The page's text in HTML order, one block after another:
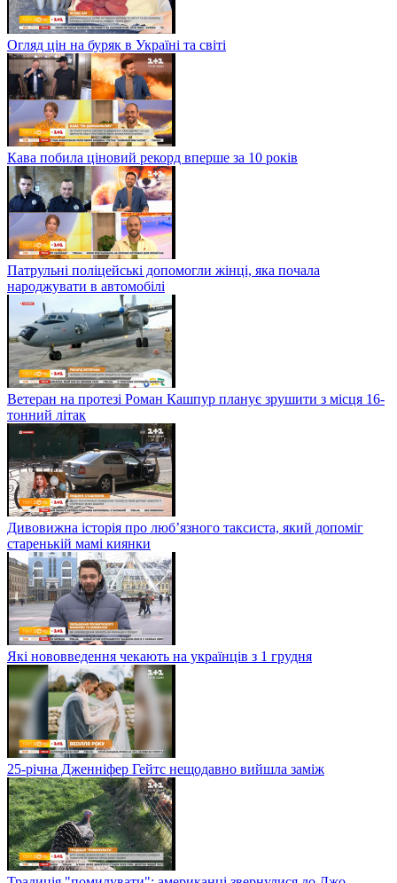
Огляд цін на буряк в Україні та світі
Кава побила ціновий рекорд вперше за 10 років
Патрульні поліцейські допомогли жінці, яка почала
народжувати в автомобілі
Ветеран на протезі Роман Кашпур планує зрушити з місця 16-
тонний літак
Дивовижна історія про люб’язного таксиста, який допоміг
старенькій мамі киянки
Які нововведення чекають на українців з 1 грудня
25-річна Дженніфер Гейтс нещодавно вийшла заміж